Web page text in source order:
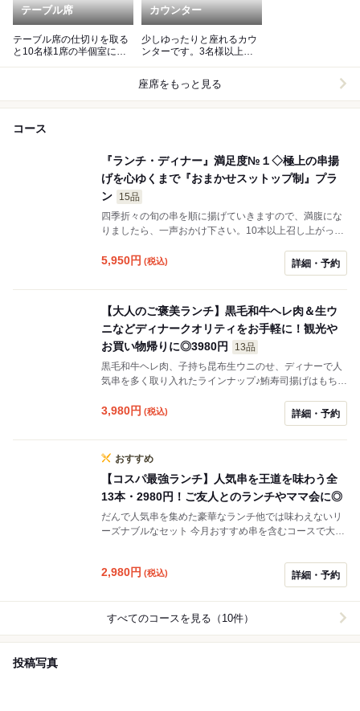
テーブル席
テーブル席の仕切りを取る
と10名様1席の半個室にで
カウンター
少しゆったりと座れるカウ
ンターです。3名様以上で
座席をもっと見る
コース
『ランチ・ディナー』満足度№１◇極上の串揚
げを心ゆくまで『おまかせスットップ制』プラ
ン
15品
四季折々の旬の串を順に揚げていきますので、満腹にな
りましたら、一声おかけ下さい。10本以上召し上がって
2350円）も付けれます。 串目安の金額 １０本4,170円
10,730円 ２８種類前後ご用意しております (表記されて
いる5950円は15本位の目安となります。季節、仕入れ等
の状況により変動します。召し上がられた本数によって
金額は異なります。） ランチ時間でも対応可能です。
5,950円 (税込) 詳細・予約
【大人のご褒美ランチ】黒毛和牛ヘレ肉＆生ウ
ニなどディナークオリティをお手軽に！観光や
お買い物帰りに◎3980円
13品
黒毛和牛ヘレ肉、子持ち昆布生ウニのせ、ディナーで人
気串を多く取り入れたラインナップ♪鮪寿司揚げはもちろ
つバーガー含む全13本 生野菜、季節のごはん、味噌汁、
香の物、デザート付きです。ご飯はお替りできます。
+50円（丹波のこだわり卵1ケ）で卵かけご飯に変更でき
ます。 仕入れ、季節等により変更する場合がございま
す。 ミニミンチかつバーガーを ＋300円でミニマグロカ
ツサンド に変更 もしくわ ＋500円でミニヘレカツサン
ド に変更できます。 お買い物帰りや、ご褒美ランチに
いかがでしょう？
3,980円 (税込) 詳細・予約
おすすめ
【コスパ最強ランチ】人気串を王道を味わう全
13本・2980円！ご友人とのランチやママ会に◎
だんで人気串を集めた豪華なランチ他では味わえないリ
ーズナブルなセット 今月おすすめ串を含むコースで大人
スパラ、ミニミンチカツバーガーを含む全13本 ご飯はお
替りできます。 +50円（丹波のこだわり卵1ケ）で卵か
場合がございます。 ミニミンチかつバーガーを ＋300円
でミニマグロカツサンド に変更 もしくわ ＋500円でミ
ニヘレカツサンド に変更できます。
2,980円 (税込) 詳細・予約
すべてのコースを見る（10件）
投稿写真